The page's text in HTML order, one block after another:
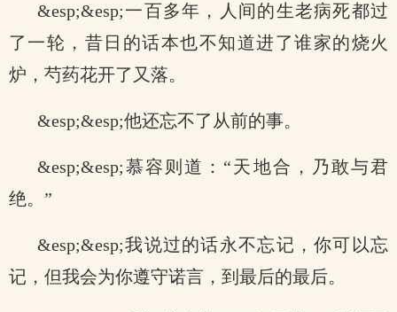
&esp;&esp;一百多年，人间的生老病死都过
了一轮，昔日的话本也不知道进了谁家的烧火
炉，芍药花开了又落。
&esp;&esp;他还忘不了从前的事。
&esp;&esp;慕容则道：“天地合，乃敢与君
绝。”
&esp;&esp;我说过的话永不忘记，你可以忘
记，但我会为你遵守诺言，到最后的最后。